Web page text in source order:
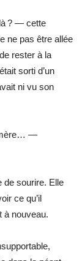
? — cette
ne pas être allée
rester à la
sorti d’un
ni vu son
mère… —
de sourire. Elle
ce qu’il
à nouveau.